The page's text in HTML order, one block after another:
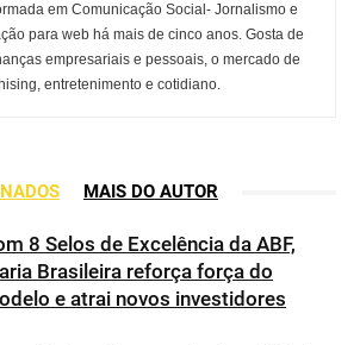
em Comunicação Social- Jornalismo e
para web há mais de cinco anos. Gosta de
empresariais e pessoais, o mercado de
entretenimento e cotidiano.
MAIS DO AUTOR
8 Selos de Excelência da ABF,
Brasileira reforça força do
e atrai novos investidores